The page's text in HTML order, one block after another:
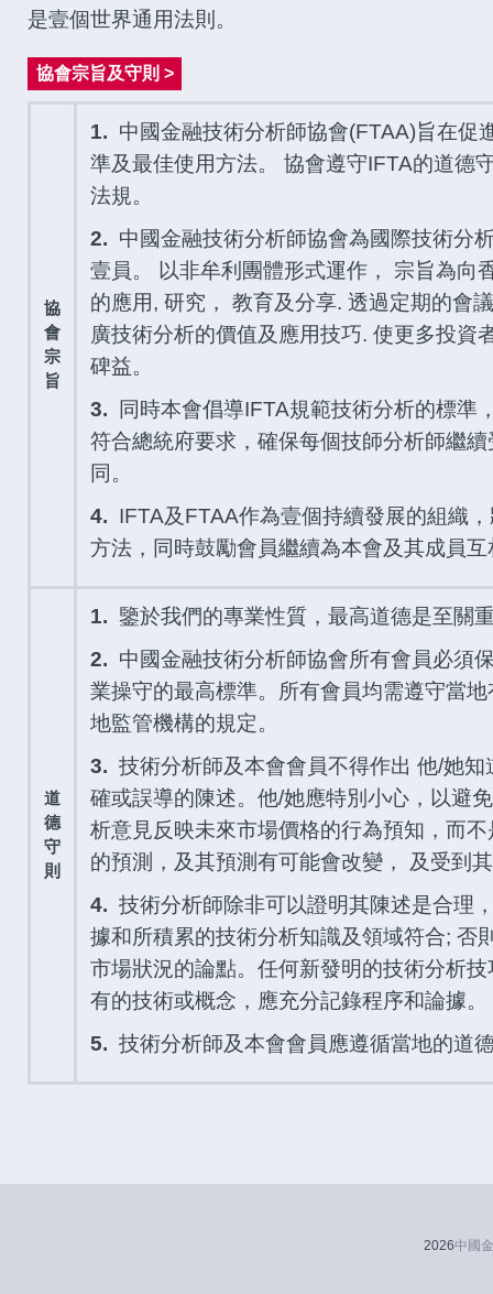
是壹個世界通用法則。
協會宗旨及守則 >
協
會
宗
旨
1. 中國金融技術分析師協會(FTAA)旨在促
準及最佳使用方法。 協會遵守IFTA的道德
法規。
2. 中國金融技術分析師協會為國際技術分
壹員。 以非牟利團體形式運作， 宗旨為向
的應用, 研究， 教育及分享. 透過定期的會
廣技術分析的價值及應用技巧. 使更多投資
碑益。
3. 同時本會倡導IFTA規範技術分析的標準
符合總統府要求，確保每個技師分析師繼
同。
4. IFTA及FTAA作為壹個持續發展的組織
方法，同時鼓勵會員繼續為本會及其成員
道
德
守
則
1. 鑒於我們的專業性質，最高道德是至關
2. 中國金融技術分析師協會所有會員必須
業操守的最高標準。所有會員均需遵守當
地監管機構的規定。
3. 技術分析師及本會會員不得作出 他/她
確或誤導的陳述。他/她應特別小心，以避
析意見反映未來市場價格的行為預知，而
的預測，及其預測有可能會改變， 及受到
4. 技術分析師除非可以證明其陳述是合理
據和所積累的技術分析知識及領域符合; 否
市場狀況的論點。任何新發明的技術分析
有的技術或概念，應充分記錄程序和論據。
5. 技術分析師及本會會員應遵循當地的道
2026中國